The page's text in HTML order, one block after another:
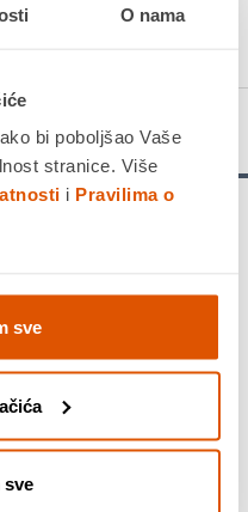
O nama
bi poboljšao Vaše
stranice. Više
i Pravilima o
sve
sve
za hobi i slikanje. Izrazite
zbog kojeg svaka
kompaktnim i
Boje su kvalitetne,
te su stoga ovi markeri
zidnih reklama, mapa i
papir, metal, drvo, plastika,